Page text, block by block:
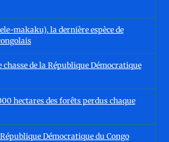
makaku), la dernière espèce de
chasse de la République Démocratique
hectares des forêts perdus chaque
Démocratique du Congo